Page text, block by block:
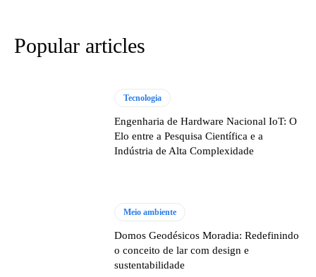
Popular articles
Tecnologia
Engenharia de Hardware Nacional IoT: O
Elo entre a Pesquisa Científica e a
Indústria de Alta Complexidade
Meio ambiente
Domos Geodésicos Moradia: Redefinindo
o conceito de lar com design e
sustentabilidade